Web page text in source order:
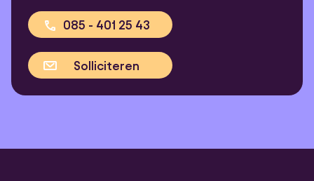
085 - 401 25 43
Solliciteren